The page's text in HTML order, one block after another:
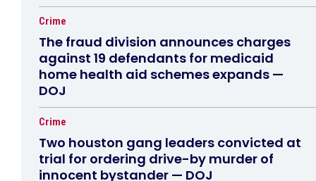
Crime
The fraud division announces charges
against 19 defendants for medicaid
home health aid schemes expands —
DOJ
Crime
Two houston gang leaders convicted at
trial for ordering drive-by murder of
innocent bystander — DOJ